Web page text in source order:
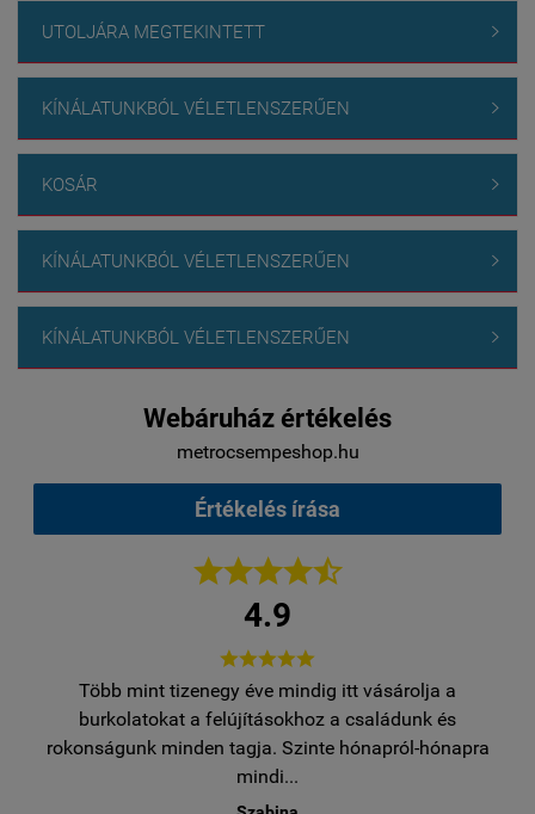
UTOLJÁRA MEGTEKINTETT 
KÍNÁLATUNKBÓL VÉLETLENSZERŰEN 
KOSÁR 
KÍNÁLATUNKBÓL VÉLETLENSZERŰEN 
KÍNÁLATUNKBÓL VÉLETLENSZERŰEN 
Webáruház értékelés
metrocsempeshop.hu
Értékelés írása

4.9

Több mint tizenegy éve mindig itt vásárolja a
burkolatokat a felújításokhoz a családunk és
rokonságunk minden tagja. Szinte hónapról-hónapra
mindi...